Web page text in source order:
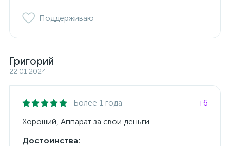
Поддерживаю
Григорий
22.01.2024
Более 1 года
+6
Хороший, Аппарат за свои деньги.
Достоинства: